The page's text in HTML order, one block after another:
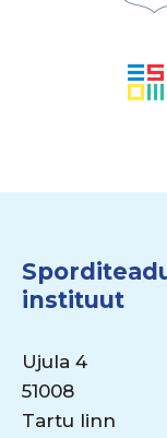
instituut
Ujula 4
51008
Tartu linn